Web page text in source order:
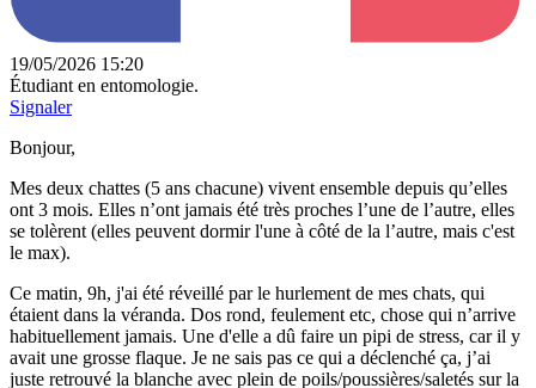
19/05/2026 15:20
Étudiant en entomologie.
Signaler
Bonjour,
Mes deux chattes (5 ans chacune) vivent ensemble depuis qu’elles
ont 3 mois. Elles n’ont jamais été très proches l’une de l’autre, elles
se tolèrent (elles peuvent dormir l'une à côté de la l’autre, mais c'est
le max).
Ce matin, 9h, j'ai été réveillé par le hurlement de mes chats, qui
étaient dans la véranda. Dos rond, feulement etc, chose qui n’arrive
habituellement jamais. Une d'elle a dû faire un pipi de stress, car il y
avait une grosse flaque. Je ne sais pas ce qui a déclenché ça, j’ai
juste retrouvé la blanche avec plein de poils/poussières/saletés sur la